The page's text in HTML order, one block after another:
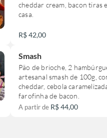
cheddar cream, bacon tiras
casa.
R$ 42,00
Smash
Pão de brioche, 2
artesanal smash de 100g,
cheddar, cebola caramelizada
farofinha de bacon.
A partir de R$ 44,00